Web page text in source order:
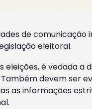
de
eleitoral.
eleições, é vedada
devem ser
as informações